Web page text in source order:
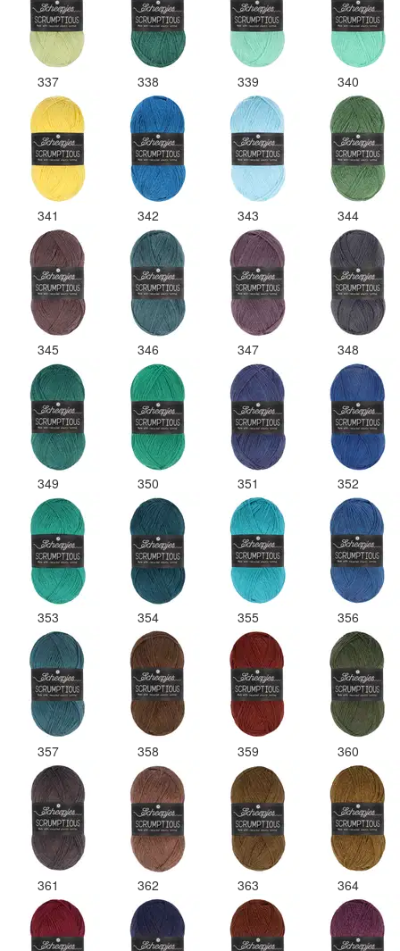
337 338 339 340
341 342 343 344
345 346 347 348
349 350 351 352
353 354 355 356
357 358 359 360
361 362 363 364